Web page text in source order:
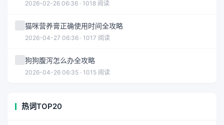
2026-02-26 06:36 · 1018 阅读
猫咪营养膏正确使用时间全攻略
2026-04-27 06:36 · 1017 阅读
狗狗腹泻怎么办全攻略
2026-04-26 06:35 · 1015 阅读
热词TOP20